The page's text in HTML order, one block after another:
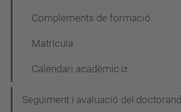
Complements de formació
Matrícula
Calendari acadèmic
Seguiment i avaluació del doctorand